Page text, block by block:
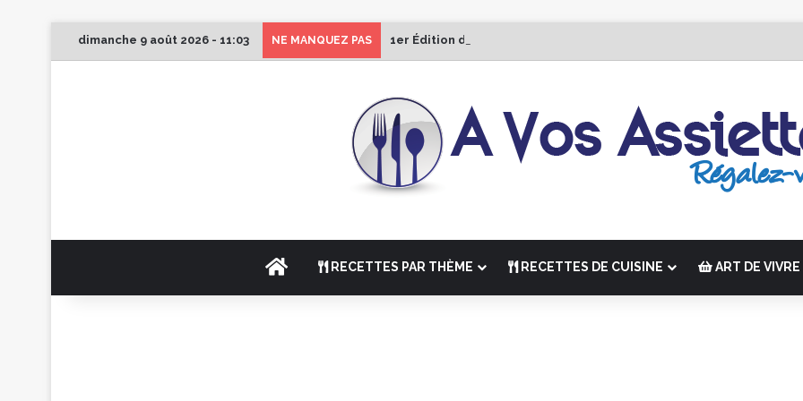
dimanche 9 août 2026 - 11:03 NE MANQUEZ PAS 1er Édition de “La Semaine des Chefs” du 19 au 24 octobre 2026
ACCUEILRECETTES PAR THÈME RECETTES DE CUISINE ART DE VIVRE